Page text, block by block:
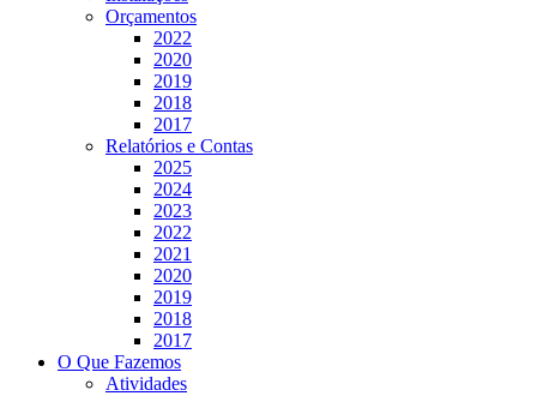
Orçamentos
2022
2020
2019
2018
2017
Relatórios e Contas
2025
2024
2023
2022
2021
2020
2019
2018
2017
O Que Fazemos
Atividades